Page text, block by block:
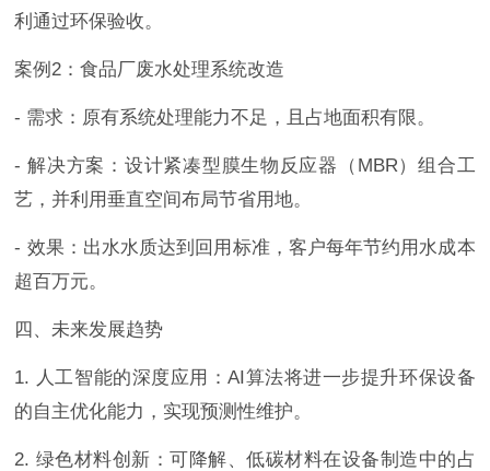
利通过环保验收。
案例2：食品厂废水处理系统改造
- 需求：原有系统处理能力不足，且占地面积有限。
- 解决方案：设计紧凑型膜生物反应器（MBR）组合工
艺，并利用垂直空间布局节省用地。
- 效果：出水水质达到回用标准，客户每年节约用水成本
超百万元。
四、未来发展趋势
1. 人工智能的深度应用：AI算法将进一步提升环保设备
的自主优化能力，实现预测性维护。
2. 绿色材料创新：可降解、低碳材料在设备制造中的占